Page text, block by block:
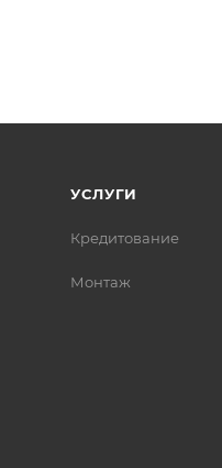
УСЛУГИ
Кредитование
Монтаж